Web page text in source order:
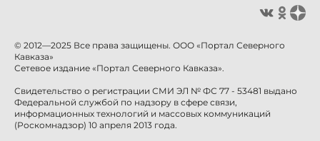
© 2012—2025 Все права защищены. ООО «Портал Северного
Кавказа»
Сетевое издание «Портал Северного Кавказа».
Свидетельство о регистрации СМИ ЭЛ № ФС 77 - 53481 выдано
Федеральной службой по надзору в сфере связи,
информационных технологий и массовых коммуникаций
(Роскомнадзор) 10 апреля 2013 года.